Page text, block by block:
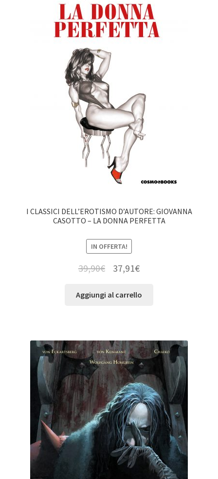
I CLASSICI DELL’EROTISMO D’AUTORE: GIOVANNA
CASOTTO – LA DONNA PERFETTA
IN OFFERTA!
39,90€ 37,91€
Aggiungi al carrello